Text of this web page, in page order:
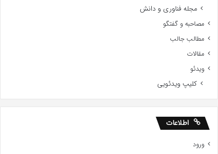
مجله فناوری و دانش
مصاحبه و گفتگو
مطالب جالب
مقالات
ویدئو
کلیپ ویدئویی
اطلاعات
ورود